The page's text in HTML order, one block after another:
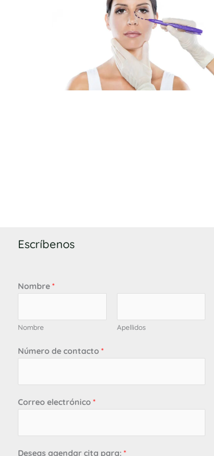
Escríbenos
Nombre *
Nombre Apellidos
Número de contacto *
Correo electrónico *
Deseas agendar cita para: *